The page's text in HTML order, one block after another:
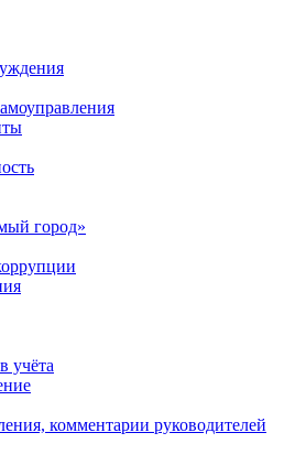
город»
учёта
комментарии руководителей